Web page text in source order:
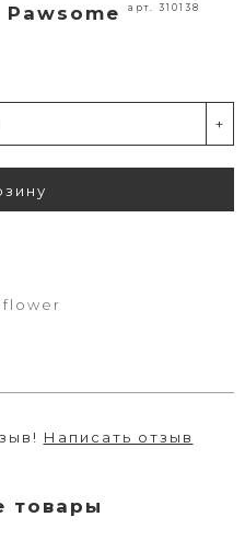
арт. 310138
+
Написать отзыв
товары